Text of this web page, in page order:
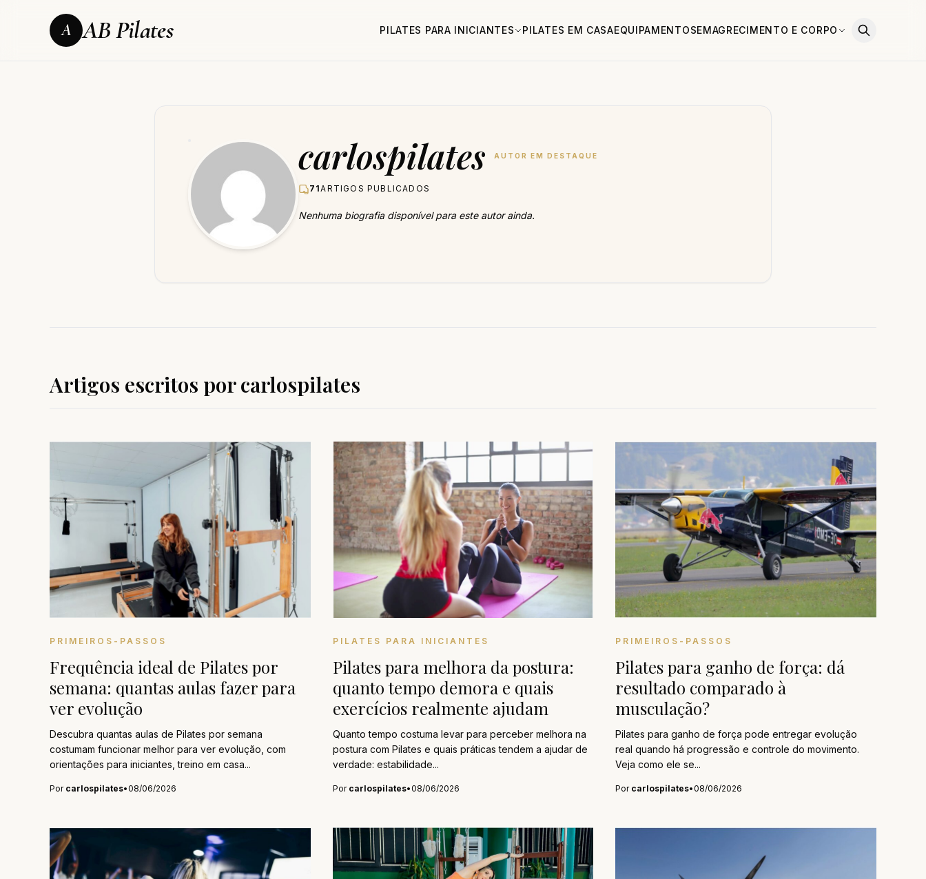
A AB Pilates PILATES PARA INICIANTES PILATES EM CASAEQUIPAMENTOSEMAGRECIMENTO E CORPO
carlospilates AUTOR EM DESTAQUE
71ARTIGOS PUBLICADOS
Nenhuma biografia disponível para este autor ainda.
Artigos escritos por carlospilates
PRIMEIROS-PASSOS
Frequência ideal de Pilates por
semana: quantas aulas fazer para
ver evolução
Descubra quantas aulas de Pilates por semana
costumam funcionar melhor para ver evolução, com
orientações para iniciantes, treino em casa...
Por carlospilates•08/06/2026
PILATES PARA INICIANTES
Pilates para melhora da postura:
quanto tempo demora e quais
exercícios realmente ajudam
Quanto tempo costuma levar para perceber melhora na
postura com Pilates e quais práticas tendem a ajudar de
verdade: estabilidade...
Por carlospilates•08/06/2026
PRIMEIROS-PASSOS
Pilates para ganho de força: dá
resultado comparado à
musculação?
Pilates para ganho de força pode entregar evolução
real quando há progressão e controle do movimento.
Veja como ele se...
Por carlospilates•08/06/2026